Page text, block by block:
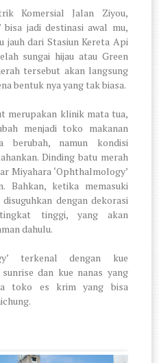
Komersial Jalan Ziyou,
bisa jadi destinasi awal mu,
jauh dari Stasiun Kereta Api
sungai hijau atau Green
tersebut akan langsung
bentuk nya yang tak biasa.
merupakan klinik mata tua,
menjadi toko makanan
berubah, namun kondisi
Dinding batu merah
Miyahara ‘Ophthalmology’
Bahkan, ketika memasuki
dengan dekorasi
tinggi, yang akan
dahulu.
terkenal dengan kue
dan kue nanas yang
toko es krim yang bisa